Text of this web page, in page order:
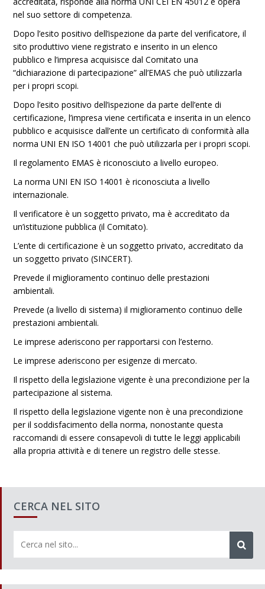
nel suo settore di competenza.
Dopo l’esito positivo dell’ispezione da parte del verificatore, il
sito produttivo viene registrato e inserito in un elenco
pubblico e l’impresa acquisisce dal Comitato una
“dichiarazione di partecipazione” all’EMAS che può utilizzarla
per i propri scopi.
Dopo l’esito positivo dell’ispezione da parte dell’ente di
certificazione, l’impresa viene certificata e inserita in un elenco
pubblico e acquisisce dall’ente un certificato di conformità alla
norma UNI EN ISO 14001 che può utilizzarla per i propri scopi.
Il regolamento EMAS è riconosciuto a livello europeo.
La norma UNI EN ISO 14001 è riconosciuta a livello
internazionale.
Il verificatore è un soggetto privato, ma è accreditato da
un’istituzione pubblica (il Comitato).
L’ente di certificazione è un soggetto privato, accreditato da
un soggetto privato (SINCERT).
Prevede il miglioramento continuo delle prestazioni
ambientali.
Prevede (a livello di sistema) il miglioramento continuo delle
prestazioni ambientali.
Le imprese aderiscono per rapportarsi con l’esterno.
Le imprese aderiscono per esigenze di mercato.
Il rispetto della legislazione vigente è una precondizione per la
partecipazione al sistema.
Il rispetto della legislazione vigente non è una precondizione
per il soddisfacimento della norma, nonostante questa
raccomandi di essere consapevoli di tutte le leggi applicabili
alla propria attività e di tenere un registro delle stesse.
CERCA NEL SITO